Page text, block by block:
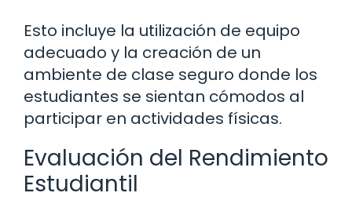
Esto incluye la utilización de equipo
adecuado y la creación de un
ambiente de clase seguro donde los
estudiantes se sientan cómodos al
participar en actividades físicas.
Evaluación del Rendimiento
Estudiantil